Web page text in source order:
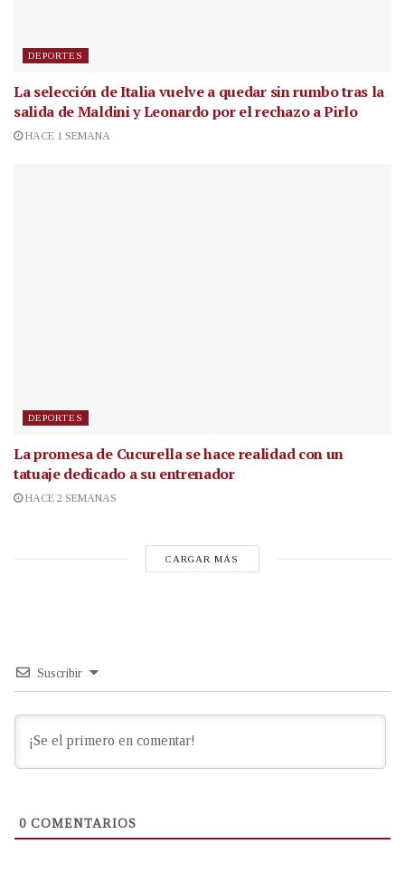
DEPORTES
La selección de Italia vuelve a quedar sin rumbo tras la
salida de Maldini y Leonardo por el rechazo a Pirlo
HACE 1 SEMANA
DEPORTES
La promesa de Cucurella se hace realidad con un
tatuaje dedicado a su entrenador
HACE 2 SEMANAS
CARGAR MÁS
Suscribir
0 COMENTARIOS